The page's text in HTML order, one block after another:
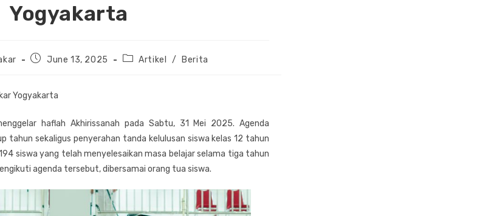
Yogyakarta
PostJune 13, 2025
PostArtikel / Berita
Yogyakarta
haflah Akhirissanah pada Sabtu, 31 Mei 2025. Agenda
tahun sekaligus penyerahan tanda kelulusan siswa kelas 12 tahun
siswa yang telah menyelesaikan masa belajar selama tiga tahun
agenda tersebut, dibersamai orang tua siswa.